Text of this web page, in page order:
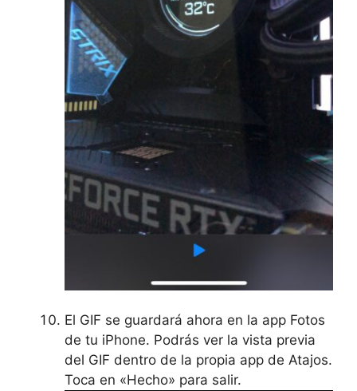
El GIF se guardará ahora en la app Fotos
de tu iPhone. Podrás ver la vista previa
del GIF dentro de la propia app de Atajos.
Toca en «Hecho» para salir.